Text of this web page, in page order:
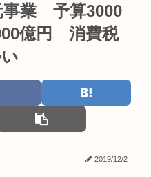
けどさ??
おぱーい見てるのすぐわか
をナイフで脅し性的暴行
レ●プしたダンス教室の女先
を促すと判明
ア電撃復帰で水着撮影www
事業 予算3000
億円 消費税
2019/12/2